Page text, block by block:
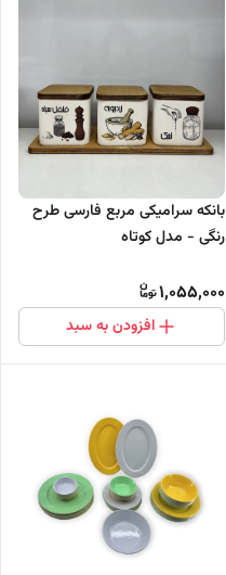
بانکه سرامیکی مربع فارسی طرح
رنگی - مدل کوتاه
1,055,000
افزودن به سبد